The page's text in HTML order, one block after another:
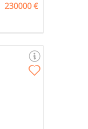
230000 €